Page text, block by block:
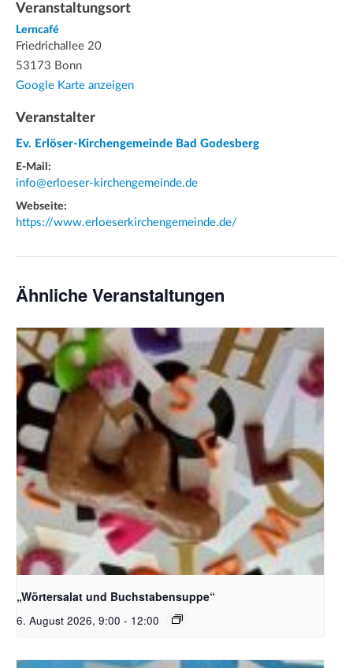
Veranstaltungsort
Lerncafé
Friedrichallee 20
53173 Bonn
Google Karte anzeigen
Veranstalter
Ev. Erlöser-Kirchengemeinde Bad Godesberg
E-Mail:
info@erloeser-kirchengemeinde.de
Webseite:
https://www.erloeserkirchengemeinde.de/
Ähnliche Veranstaltungen
Bildquelle_ Pixabay Free_Christoph Meinersmann
„Wörtersalat und Buchstabensuppe“
6. August 2026, 9:00 - 12:00